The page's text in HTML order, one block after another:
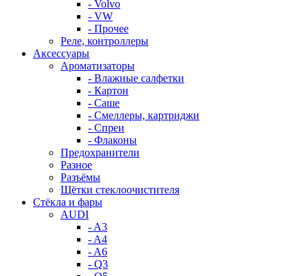
- Volvo
- VW
- Прочее
Реле, контроллеры
Аксессуары
Ароматизаторы
- Влажные салфетки
- Картон
- Саше
- Смеллеры, картриджи
- Спреи
- Флаконы
Предохранители
Разное
Разъёмы
Щётки стеклоочистителя
Стёкла и фары
AUDI
- A3
- A4
- A6
- Q3